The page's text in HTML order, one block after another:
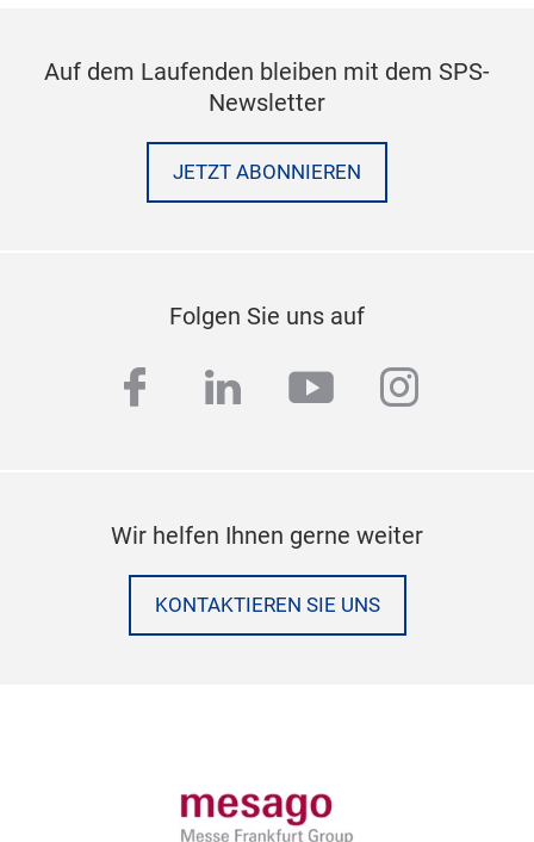
Auf dem Laufenden bleiben mit dem SPS-
Newsletter
JETZT ABONNIEREN
Folgen Sie uns auf
facebook
linkedinyoutube
Wir helfen Ihnen gerne weiter
KONTAKTIEREN SIE UNS